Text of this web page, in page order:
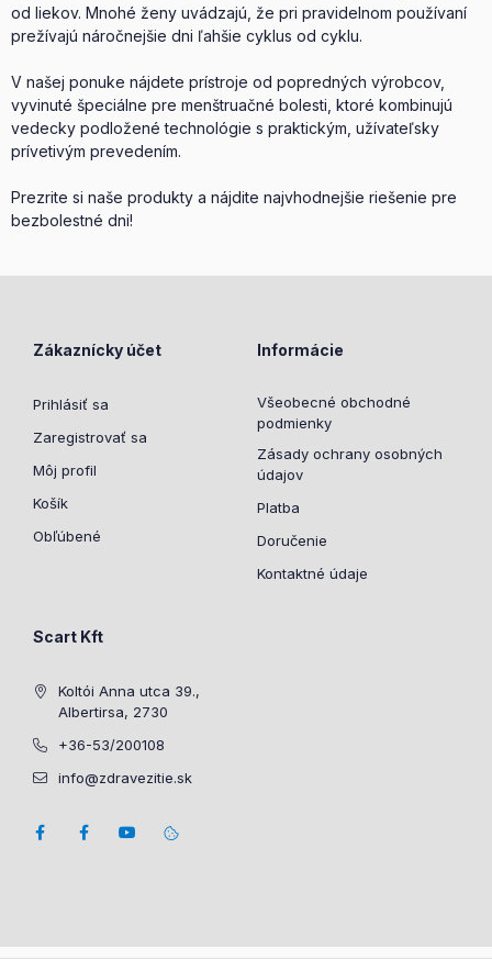
od liekov. Mnohé ženy uvádzajú, že pri pravidelnom používaní
prežívajú náročnejšie dni ľahšie cyklus od cyklu.
V našej ponuke nájdete prístroje od popredných výrobcov,
vyvinuté špeciálne pre menštruačné bolesti, ktoré kombinujú
vedecky podložené technológie s praktickým, užívateľsky
prívetivým prevedením.
Prezrite si naše produkty a nájdite najvhodnejšie riešenie pre
bezbolestné dni!
Zákaznícky účet
Prihlásiť sa
Zaregistrovať sa
Môj profil
Košík
Obľúbené
Informácie
Všeobecné obchodné
podmienky
Zásady ochrany osobných
údajov
Platba
Doručenie
Kontaktné údaje
Scart Kft
Koltói Anna utca 39.,
Albertirsa, 2730
+36-53/200108
info@zdravezitie.sk